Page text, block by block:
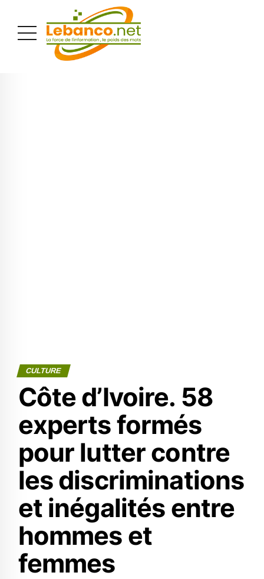
CULTURE
Côte d’Ivoire. 58
experts formés
pour lutter contre
les discriminations
et inégalités entre
hommes et
femmes